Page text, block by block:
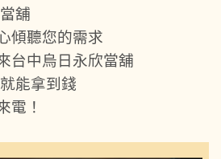
舖
傾聽您的需求
台中烏日永欣當舖
能拿到錢
電！